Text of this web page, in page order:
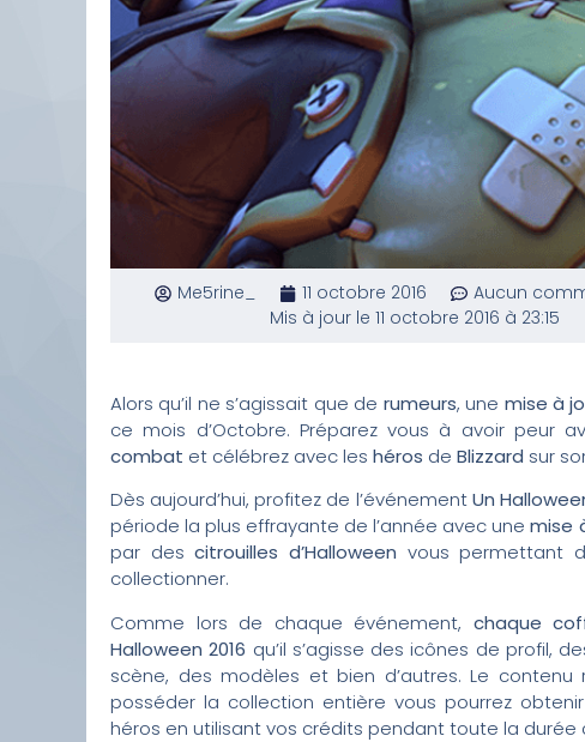
Me5rine_ 11 octobre 2016
Aucun
Mis à jour le 11 octobre 2016 à 23:15
Alors qu’il ne s’agissait que de rumeurs, une mise à
ce mois d’Octobre. Préparez vous à avoir peur
combat et célébrez avec les héros de Blizzard sur
Dès aujourd’hui, profitez de l’événementUn
période la plus effrayante de l’année avec unemise
par descitrouilles d’Halloween vous permettant
collectionner.
Comme lors de chaque événement, chaque
Halloween 2016 qu’il s’agisse des icônes de profil,
scène, des modèles et bien d’autres. Le
posséder la collection entière vous pourrez
héros en utilisant vos crédits pendant toute la